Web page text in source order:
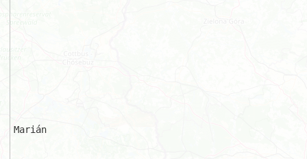
Marián